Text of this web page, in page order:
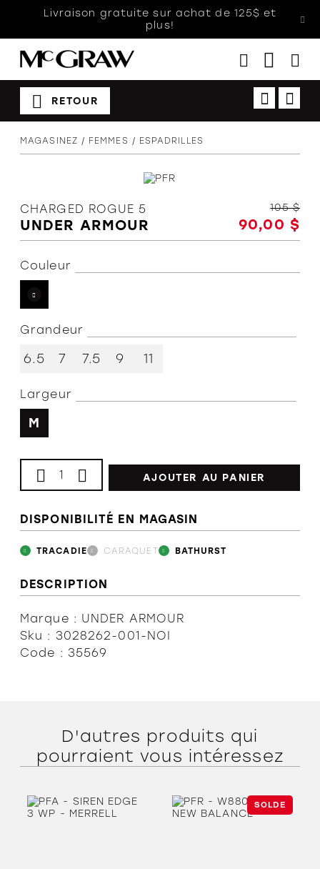
Livraison gratuite sur achat de 125$ et
plus!
Femmes
Enfants
Accessoires
Soldes
RETOUR
MAGASINEZ FEMMES ESPADRILLES
CHARGED ROGUE 5
UNDER ARMOUR 90,00 $
105 $
Couleur
Grandeur
6.5 7 7.5 9 11
Largeur
M
AJOUTER AU PANIER
DISPONIBILITÉ EN MAGASIN
TRACADIE CARAQUET BATHURST
DESCRIPTION
Marque : UNDER ARMOUR
Sku : 3028262-001-NOI
Code : 35569
D'autres produits qui
pourraient vous intéressez
SOLDE